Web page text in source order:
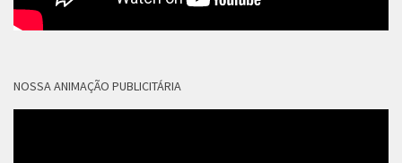
NOSSA ANIMAÇÃO PUBLICITÁRIA